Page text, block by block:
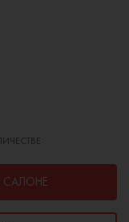
САЛОНЕ